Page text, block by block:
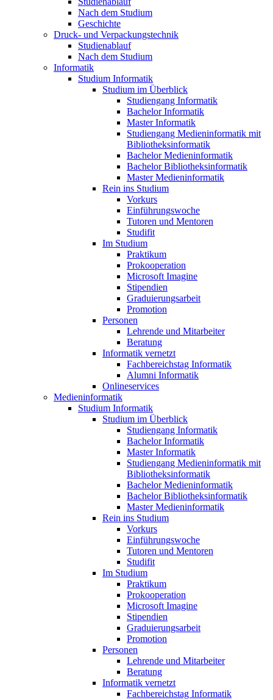
Nach dem Studium
Geschichte
Druck- und Verpackungstechnik
Studienablauf
Nach dem Studium
Informatik
Studium Informatik
Studium im Überblick
Studiengang Informatik
Bachelor Informatik
Master Informatik
Studiengang Medieninformatik mit
Bibliotheksinformatik
Bachelor Medieninformatik
Bachelor Bibliotheksinformatik
Master Medieninformatik
Rein ins Studium
Vorkurs
Einführungswoche
Tutoren und Mentoren
Studifit
Im Studium
Praktikum
Prokooperation
Microsoft Imagine
Stipendien
Graduierungsarbeit
Promotion
Personen
Lehrende und Mitarbeiter
Beratung
Informatik vernetzt
Fachbereichstag Informatik
Alumni Informatik
Onlineservices
Medieninformatik
Studium Informatik
Studium im Überblick
Studiengang Informatik
Bachelor Informatik
Master Informatik
Studiengang Medieninformatik mit
Bibliotheksinformatik
Bachelor Medieninformatik
Bachelor Bibliotheksinformatik
Master Medieninformatik
Rein ins Studium
Vorkurs
Einführungswoche
Tutoren und Mentoren
Studifit
Im Studium
Praktikum
Prokooperation
Microsoft Imagine
Stipendien
Graduierungsarbeit
Promotion
Personen
Lehrende und Mitarbeiter
Beratung
Informatik vernetzt
Fachbereichstag Informatik